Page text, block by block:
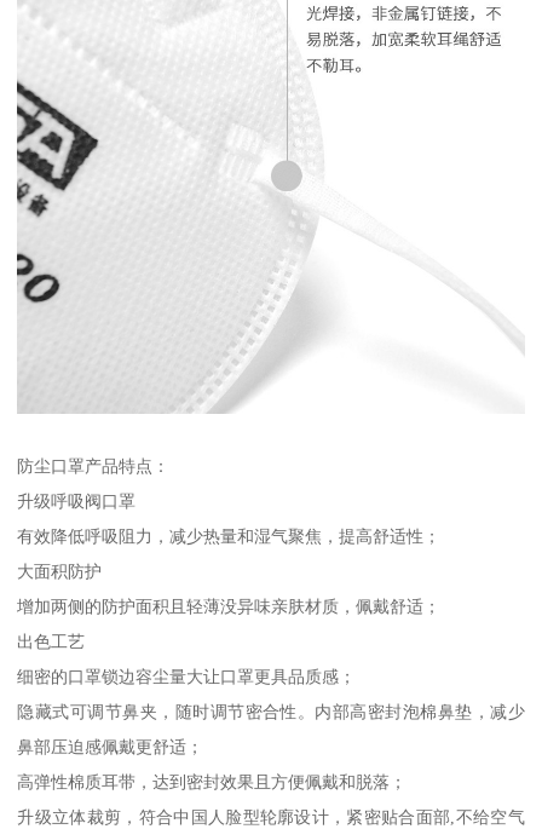
防尘口罩产品特点：
升级呼吸阀口罩
有效降低呼吸阻力，减少热量和湿气聚焦，提高舒适性；
大面积防护
增加两侧的防护面积且轻薄没异味亲肤材质，佩戴舒适；
出色工艺
细密的口罩锁边容尘量大让口罩更具品质感；
隐藏式可调节鼻夹，随时调节密合性。内部高密封泡棉鼻垫，减少
鼻部压迫感佩戴更舒适；
高弹性棉质耳带，达到密封效果且方便佩戴和脱落；
升级立体裁剪，符合中国人脸型轮廓设计，紧密贴合面部,不给空气